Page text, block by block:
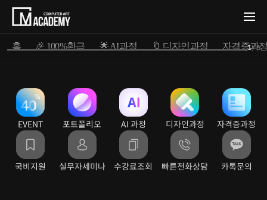
홈 🎉 100%환급 🌟 AI과정 🔖 디자인과정 자격증과
1/6
EVENT 포트폴리오 AI 과정 디자인과정 자격증과정
국비지원 실무자세미나 수강료조회 빠른전화상담 카톡문의